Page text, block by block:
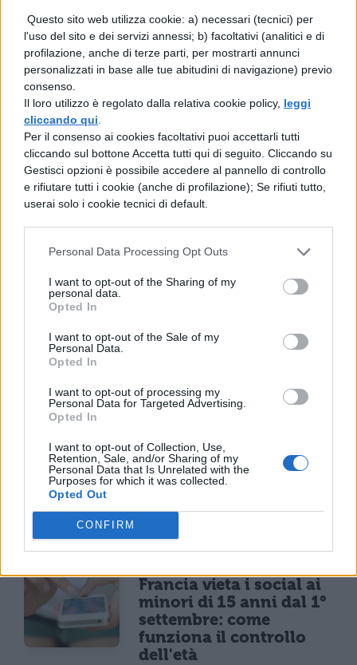
Questo sito web utilizza cookie: a) necessari (tecnici) per
l'uso del sito e dei servizi annessi; b) facoltativi (analitici e di
profilazione, anche di terze parti, per mostrarti annunci
personalizzati in base alle tue abitudini di navigazione) previo
consenso.
Il loro utilizzo è regolato dalla relativa cookie policy, leggi
cliccando qui
Per il consenso ai cookies facoltativi puoi accettarli tutti
cliccando sul bottone Accetta tutti qui di seguito. Cliccando su
Gestisci opzioni è possibile accedere al pannello di controllo
e rifiutare tutti i cookie (anche di profilazione); Se rifiuti tutto,
userai solo i cookie tecnici di default.
Personal Data Processing Opt Outs
I want to opt-out of the Sharing of my
personal data.
Opted In
I want to opt-out of the Sale of my
Personal Data.
Opted In
I want to opt-out of processing my
Personal Data for Targeted Advertising.
Opted In
I want to opt-out of Collection, Use,
Retention, Sale, and/or Sharing of my
Personal Data that Is Unrelated with the
Purposes for which it was collected.
Opted Out
CONFIRM
dubbio, la più cool del 2010.
IL FENOMENO
Può piacere o meno, ma il 16enne cantante
canadese è stato uno dei cicloni più
devastanti del 2010: ha conquistato
l’America, si è imposto anche in Europa e la
sua escalation non sembra arrestarsi…
LIKE A MOVIE 30 Seconds To Mars
–
Kings and Queens
La band di Jared Leto è senza dubbio quella
maggiormente cinematografica: citiamo
“Kings and Queens” ma basta guardare
TI POTREBBE INTERESSARE
Francia vieta i social ai
minori di 15 anni dal 1°
settembre: come
funziona il controllo
dell'età